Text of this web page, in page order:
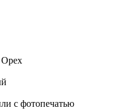
с фотопечатью